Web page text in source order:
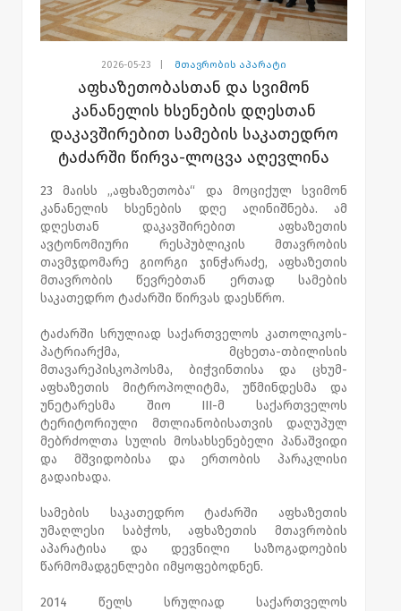
2026-05-23 მთავრობის აპარატი
აფხაზეთობასთან და სვიმონ
კანანელის ხსენების დღესთან
დაკავშირებით სამების საკათედრო
ტაძარში წირვა-ლოცვა აღევლინა
23 მაისს „აფხაზეთობა“ და მოციქულ სვიმონ
კანანელის ხსენების დღე აღინიშნება. ამ
დღესთან დაკავშირებით აფხაზეთის
ავტონომიური რესპუბლიკის მთავრობის
თავმჯდომარე გიორგი ჯინჭარაძე, აფხაზეთის
მთავრობის წევრებთან ერთად სამების
საკათედრო ტაძარში წირვას დაესწრო.
ტაძარში სრულიად საქართველოს კათოლიკოს-
პატრიარქმა, მცხეთა-თბილისის
მთავარეპისკოპოსმა, ბიჭვინთისა და ცხუმ-
აფხაზეთის მიტროპოლიტმა, უწმინდესმა და
უნეტარესმა შიო III-მ საქართველოს
ტერიტორიული მთლიანობისათვის დაღუპულ
მებრძოლთა სულის მოსახსენებელი პანაშვიდი
და მშვიდობისა და ერთობის პარაკლისი
გადაიხადა.
სამების საკათედრო ტაძარში აფხაზეთის
უმაღლესი საბჭოს, აფხაზეთის მთავრობის
აპარატისა და დევნილი საზოგადოების
წარმომადგენლები იმყოფებოდნენ.
2014 წელს სრულიად საქართველოს